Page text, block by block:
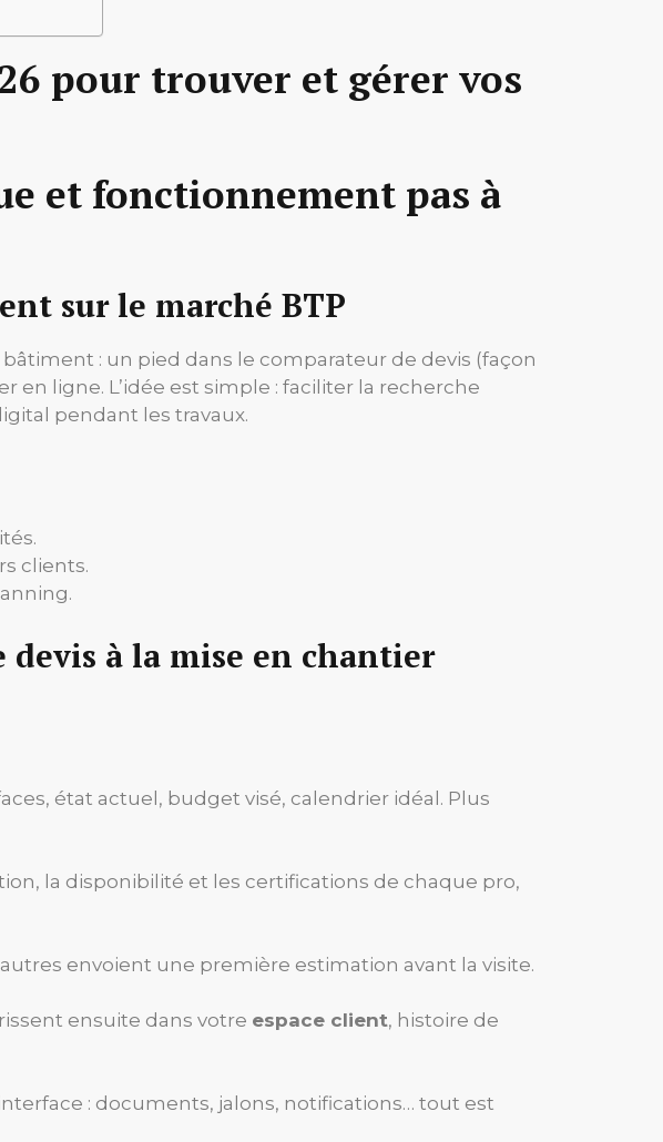
pour trouver et gérer vos
et fonctionnement pas à
sur le marché BTP
: un pied dans le comparateur de devis (façon
en ligne. L’idée est simple : faciliter la recherche
pendant les travaux.
clients.
devis à la mise en chantier
état actuel, budget visé, calendrier idéal. Plus
la disponibilité et les certifications de chaque pro,
envoient une première estimation avant la visite.
ensuite dans votre espace client, histoire de
: documents, jalons, notifications… tout est